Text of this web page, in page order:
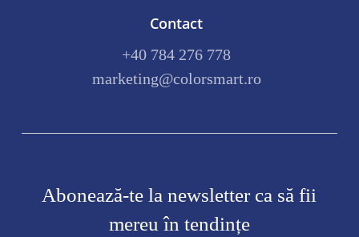
Contact
+40 784 276 778
marketing@colorsmart.ro
Abonează-te la newsletter ca să fii
mereu în tendințe